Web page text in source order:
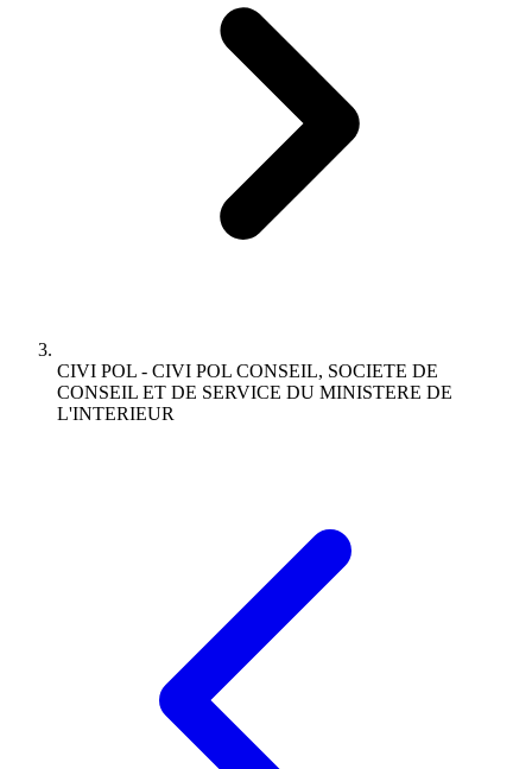
CIVI POL - CIVI POL CONSEIL, SOCIETE DE
CONSEIL ET DE SERVICE DU MINISTERE DE
L'INTERIEUR